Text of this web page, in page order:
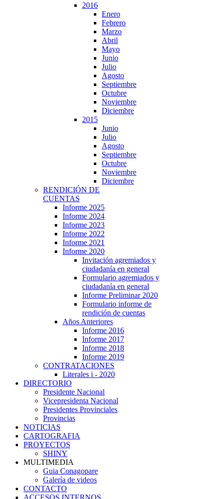
2016
Enero
Febrero
Marzo
Abril
Mayo
Junio
Julio
Agosto
Septiembre
Octubre
Noviembre
Diciembre
2015
Junio
Julio
Agosto
Septiembre
Octubre
Noviembre
Diciembre
RENDICIÓN DE
CUENTAS
Informe 2025
Informe 2024
Informe 2023
Informe 2022
Informe 2021
Informe 2020
Invitación agremiados y
ciudadanía en general
Formulario agremiados y
ciudadanía en general
Informe Preliminar 2020
Formulario informe de
rendición de cuentas
Años Anteriores
Informe 2016
Informe 2017
Informe 2018
Informe 2019
CONTRATACIONES
Literales i - 2020
DIRECTORIO
Presidente Nacional
Vicepresidenta Nacional
Presidentes Provinciales
Provincias
NOTICIAS
CARTOGRAFIA
PROYECTOS
SHINY
MULTIMEDIA
Guia Conagopare
Galería de videos
CONTACTO
ACCESOS INTERNOS